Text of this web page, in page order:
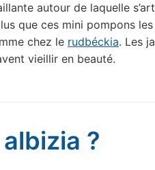
autour de laquelle
que ces mini pompons les
chez le rudbéckia. Les
vieillir en beauté.
?